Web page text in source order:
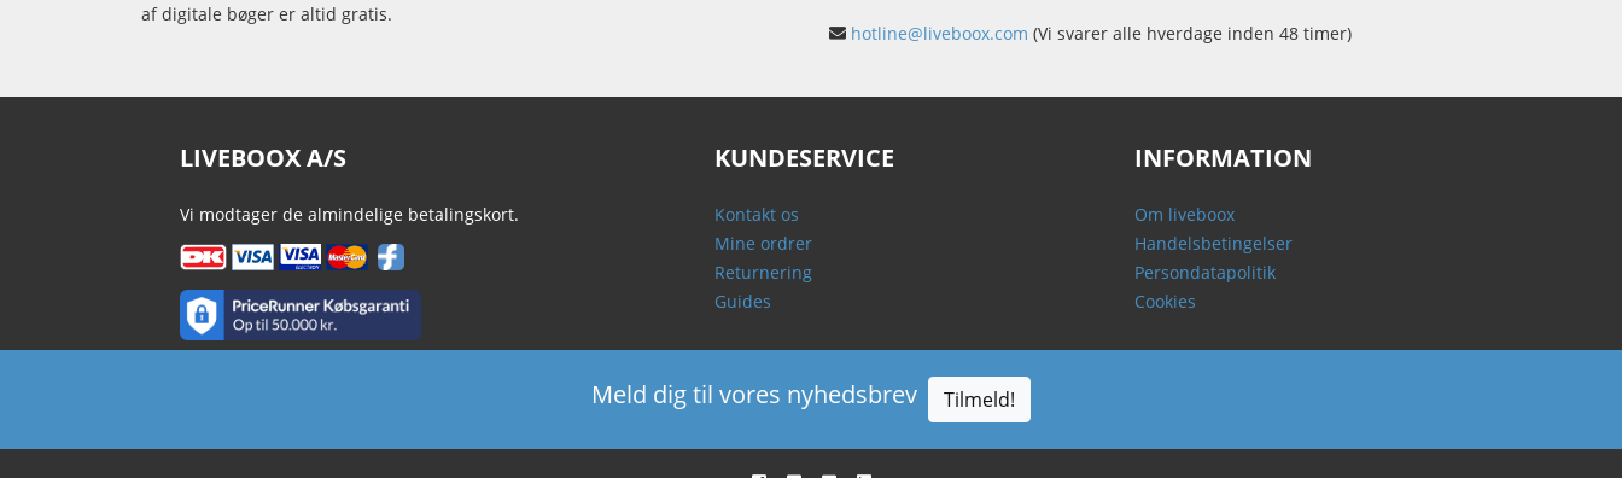
af digitale bøger er altid gratis.
hotline@liveboox.com (Vi svarer alle hverdage inden 48 timer)
LIVEBOOX A/S
Vi modtager de almindelige betalingskort.
KUNDESERVICE
Kontakt os
Mine ordrer
Returnering
Guides
INFORMATION
Om liveboox
Handelsbetingelser
Persondatapolitik
Cookies
Meld dig til vores nyhedsbrev Tilmeld!